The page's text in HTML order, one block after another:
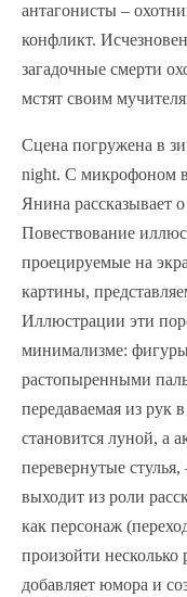
антагонисты –
конфликт.
загадочные смерти
мстят своим
Сцена погружена в
night. С микрофоном
Янина рассказывает
Повествование
проецируемые на
картины,
Иллюстрации эти
минимализме:
растопыренными
передаваемая из рук
становится луной, а
перевернутые
выходит из роли
как персонаж
произойти несколько
добавляет юмора и